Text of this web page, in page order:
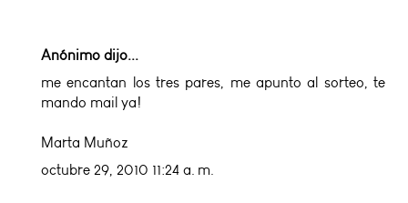
Anónimo dijo...
me encantan los tres pares, me apunto al sorteo, te
mando mail ya!
Marta Muñoz
octubre 29, 2010 11:24 a. m.